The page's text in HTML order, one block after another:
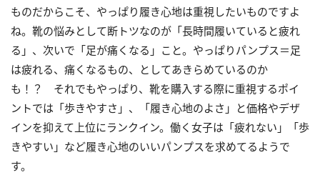
ものだからこそ、やっぱり履き心地は重視したいものですよ
ね。靴の悩みとして断トツなのが「長時間履いていると疲れ
る」、次いで「足が痛くなる」こと。やっぱりパンプス＝足
は疲れる、痛くなるもの、としてあきらめているのか
も！？ それでもやっぱり、靴を購入する際に重視するポイ
ントでは「歩きやすさ」、「履き心地のよさ」と価格やデザ
インを抑えて上位にランクイン。働く女子は「疲れない」「歩
きやすい」など履き心地のいいパンプスを求めてるようで
す。